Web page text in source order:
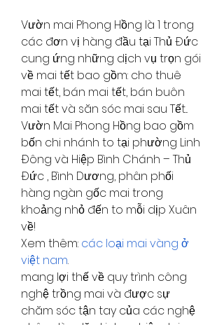
Vườn mai Phong Hồng là 1 trong
các đơn vị hàng đầu tại Thủ Đức
cung ứng những dịch vụ trọn gói
về mai tết bao gồm: cho thuê
mai tết, bán mai tết, bán buôn
mai tết và săn sóc mai sau Tết...
Vườn Mai Phong Hồng bao gồm
bốn chi nhánh to tại phường Linh
Đông và Hiệp Bình Chánh – Thủ
Đức , Bình Dương, phân phối
hàng ngàn gốc mai trong
khoảng nhỏ đến to mỗi dịp Xuân
về!
Xem thêm: các loại mai vàng ở
việt nam.
mang lợi thế về quy trình công
nghệ trồng mai và được sự
chăm sóc tận tay của các nghệ